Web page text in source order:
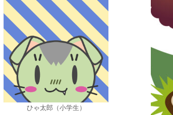
ひゃ太郎（小学生）